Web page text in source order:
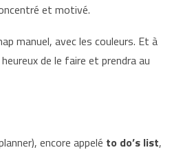
et motivé.
manuel, avec les couleurs. Et à
de le faire et prendra au
encore appelé to do’s list,